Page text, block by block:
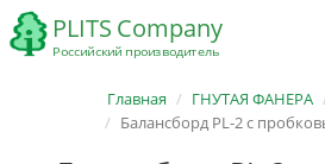
Главная ГНУТАЯ ФАНЕРА
Балансборд PL-2 с